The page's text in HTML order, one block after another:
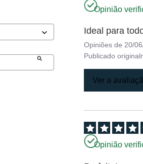
Opinião
Ideal para
Opiniões de 20/
Publicado
Ver a
Opinião